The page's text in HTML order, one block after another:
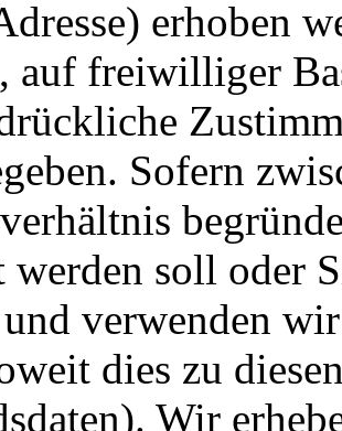
erhoben
auf freiwilliger
Sofern
werden soll oder
verwenden
dies zu
Wir